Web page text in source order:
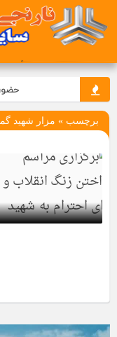
حضور
برچسب » مزار شهید